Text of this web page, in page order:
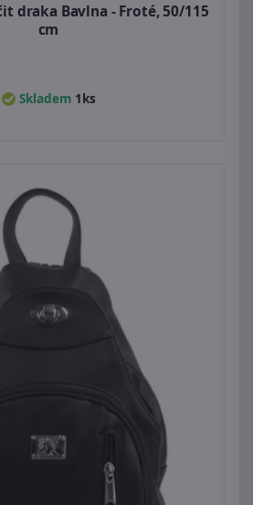
draka Bavlna - Froté, 50/115
cm
Skladem 1ks